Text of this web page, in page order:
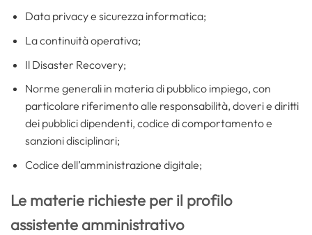
Data privacy e sicurezza informatica;
La continuità operativa;
Il Disaster Recovery;
Norme generali in materia di pubblico impiego, con
particolare riferimento alle responsabilità, doveri e diritti
dei pubblici dipendenti, codice di comportamento e
sanzioni disciplinari;
Codice dell’amministrazione digitale;
Le materie richieste per il profilo
assistente amministrativo